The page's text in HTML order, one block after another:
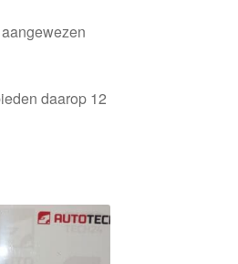
daarop 12